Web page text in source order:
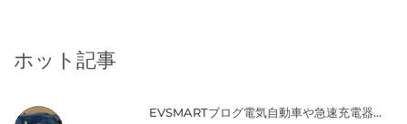
ホット記事
EVSMARTブログ電気自動車や急速充電器を